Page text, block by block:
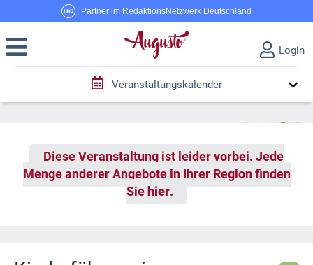
Partner im RedaktionsNetzwerk Deutschland
Login
Veranstaltungskalender
Diese Veranstaltung ist leider vorbei. Jede
Menge anderer Angebote in Ihrer Region finden
Sie hier.